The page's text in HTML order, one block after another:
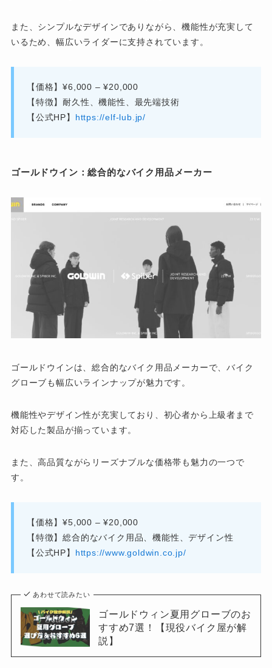
また、シンプルなデザインでありながら、機能性が充実して
いるため、幅広いライダーに支持されています。
【価格】¥6,000 – ¥20,000
【特徴】耐久性、機能性、最先端技術
【公式HP】 https://elf-lub.jp/
ゴールドウイン：総合的なバイク用品メーカー
ゴールドウインは、総合的なバイク用品メーカーで、バイク
グローブも幅広いラインナップが魅力です。
機能性やデザイン性が充実しており、初心者から上級者まで
対応した製品が揃っています。
また、高品質ながらリーズナブルな価格帯も魅力の一つで
す。
【価格】¥5,000 – ¥20,000
【特徴】総合的なバイク用品、機能性、デザイン性
【公式HP】 https://www.goldwin.co.jp/
あわせて読みたい
ゴールドウィン夏用グローブのお
すすめ7選！【現役バイク屋が解
説】